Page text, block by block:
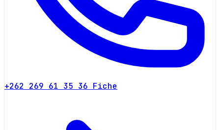
+262 269 61 35 36 Fiche